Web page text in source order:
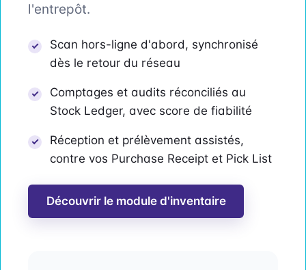
l'entrepôt.
Scan hors-ligne d'abord, synchronisé
dès le retour du réseau
Comptages et audits réconciliés au
Stock Ledger, avec score de fiabilité
Réception et prélèvement assistés,
contre vos Purchase Receipt et Pick List
Découvrir le module d'inventaire